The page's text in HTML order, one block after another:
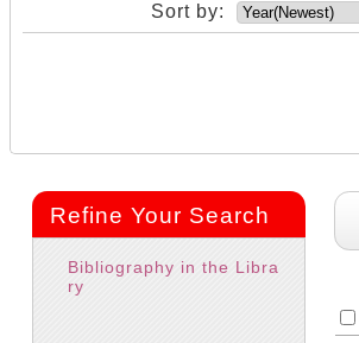
Sort by:
Refine Your Search
Bibliography in the Libra
ry